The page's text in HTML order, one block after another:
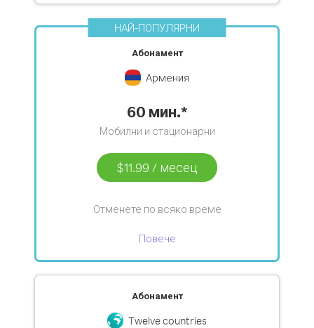
НАЙ-ПОПУЛЯРНИ
Абонамент
Армения
60 мин.*
Мобилни и стационарни
$11.99 / месец
Отменете по всяко време
Повече
Абонамент
Twelve countries